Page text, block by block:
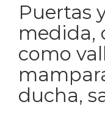
Puertas
medida,
como
ducha,